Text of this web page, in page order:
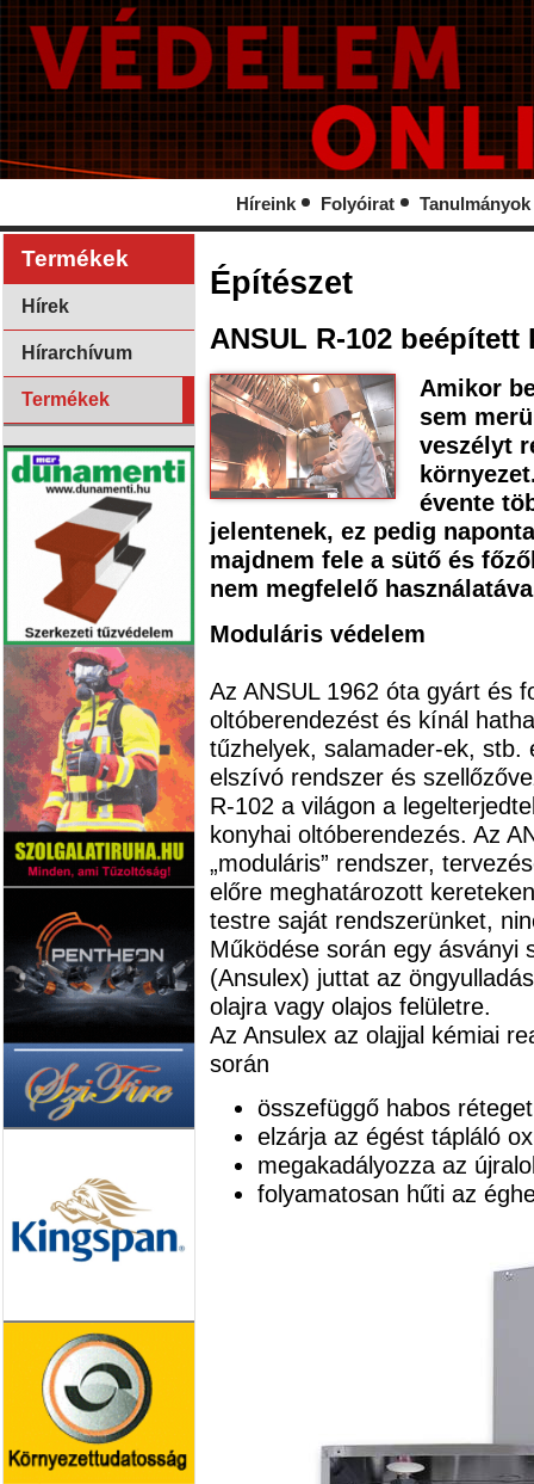
Híreink Folyóirat Tanulmányok
Termékek
Hírek
Hírarchívum
Termékek
Építészet
ANSUL R-102
Amikor
sem
veszélyt
évente
jelentenek, ez pedig
majdnem fele a sütő és
nem megfelelő
Moduláris védelem
Az ANSUL 1962 óta gyárt és
oltóberendezést és kínál
tűzhelyek, salamader-ek, stb.
elszívó rendszer és
R-102 a világon a
konyhai oltóberendezés. Az
„moduláris” rendszer,
előre meghatározott
testre saját rendszerünket,
Működése során egy ásványi
(Ansulex) juttat az
olajra vagy olajos felületre.
Az Ansulex az olajjal kémiai
során
összefüggő habos
elzárja az égést tápláló
megakadályozza az
folyamatosan hűti az